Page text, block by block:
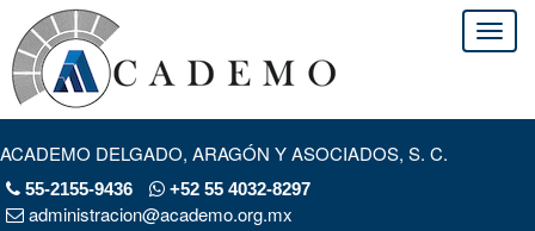
ACADEMO DELGADO, ARAGÓN Y ASOCIADOS, S. C.
55-2155-9436 +52 55 4032-8297
administracion@academo.org.mx